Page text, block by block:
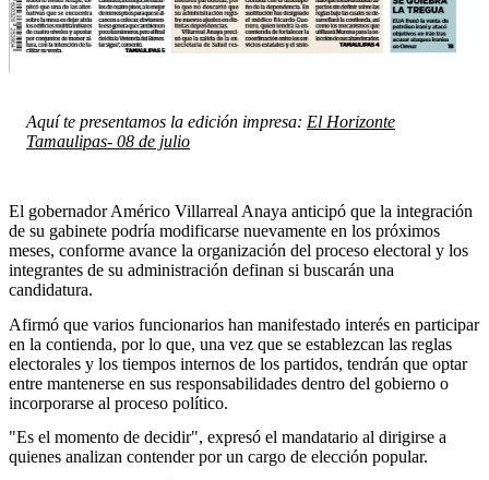
Aquí te presentamos la edición impresa: El Horizonte
Tamaulipas- 08 de julio
El gobernador Américo Villarreal Anaya anticipó que la integración
de su gabinete podría modificarse nuevamente en los próximos
meses, conforme avance la organización del proceso electoral y los
integrantes de su administración definan si buscarán una
candidatura.
Afirmó que varios funcionarios han manifestado interés en participar
en la contienda, por lo que, una vez que se establezcan las reglas
electorales y los tiempos internos de los partidos, tendrán que optar
entre mantenerse en sus responsabilidades dentro del gobierno o
incorporarse al proceso político.
"Es el momento de decidir", expresó el mandatario al dirigirse a
quienes analizan contender por un cargo de elección popular.